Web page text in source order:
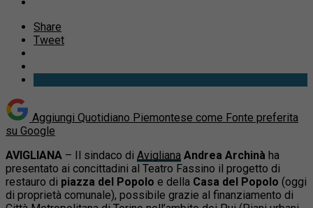
Share
Tweet
Aggiungi Quotidiano Piemontese come Fonte preferita
su Google
AVIGLIANA – Il sindaco di Avigliana Andrea Archinà ha
presentato ai concittadini al Teatro Fassino il progetto di
restauro di piazza del Popolo e della Casa del Popolo (oggi
di proprietà comunale), possibile grazie al finanziamento di